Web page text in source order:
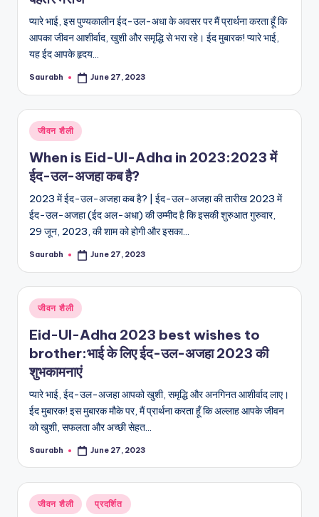
प्यारे भाई, इस पुण्यकालीन ईद-उल-अधा के अवसर पर मैं प्रार्थना करता हूँ कि
आपका जीवन आशीर्वाद, खुशी और समृद्धि से भरा रहे। ईद मुबारक! प्यारे भाई,
यह ईद आपके हृदय…
Posted
Saurabh June 27, 2023
Posted
in
जीवन शैली
When is Eid-Ul-Adha in 2023:2023 में
ईद-उल-अजहा कब है?
2023 में ईद-उल-अजहा कब है? | ईद-उल-अजहा की तारीख 2023 में
ईद-उल-अजहा (ईद अल-अधा) की उम्मीद है कि इसकी शुरुआत गुरुवार,
29 जून, 2023, की शाम को होगी और इसका…
Posted
Saurabh June 27, 2023
Posted
in
जीवन शैली
Eid-Ul-Adha 2023 best wishes to
brother:भाई के लिए ईद-उल-अजहा 2023 की
शुभकामनाएं
प्यारे भाई, ईद-उल-अजहा आपको खुशी, समृद्धि और अनगिनत आशीर्वाद लाए।
ईद मुबारक! इस मुबारक मौके पर, मैं प्रार्थना करता हूँ कि अल्लाह आपके जीवन
को खुशी, सफलता और अच्छी सेहत…
Posted
Saurabh June 27, 2023
Posted
जीवन शैली प्रदर्शित